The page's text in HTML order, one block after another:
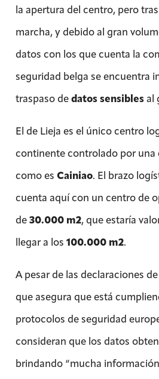
la apertura del centro, pero
marcha, y debido al gran
datos con los que cuenta la
seguridad belga se encuentra
traspaso de datos sensiblesal
El de Lieja es el único centro
continente controlado por una
como es Cainiao. El brazo
cuenta aquí con un centro de
de 30.000 m2, que estaría
llegar a los 100.000 m2.
A pesar de las declaraciones
que asegura que está
protocolos de seguridad
consideran que los datos
brindando “mucha